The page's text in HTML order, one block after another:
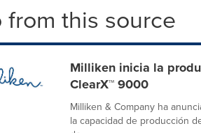
from this source
Milliken inicia la
ClearX™ 9000
Milliken & Company ha
la capacidad de producción